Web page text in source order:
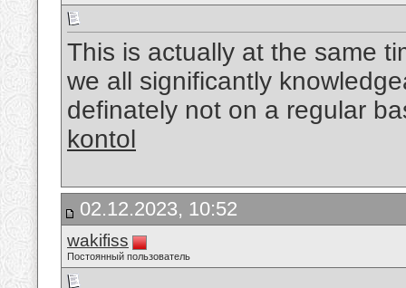
This is actually at the same
we all significantly
definately not on a regular
kontol
02.12.2023, 10:52
wakifiss
Постоянный пользователь